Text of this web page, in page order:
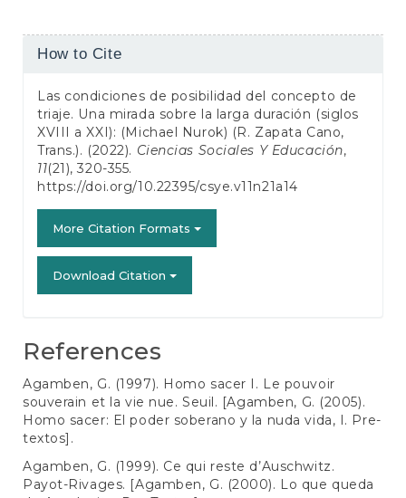
Article
How to Cite
Las condiciones de posibilidad del concepto de
triaje. Una mirada sobre la larga duración (siglos
XVIII a XXI): (Michael Nurok) (R. Zapata Cano,
Trans.). (2022). Ciencias Sociales Y Educación,
11(21), 320-355.
https://doi.org/10.22395/csye.v11n21a14
More Citation Formats
Download Citation
References
Agamben, G. (1997). Homo sacer I. Le pouvoir
souverain et la vie nue. Seuil. [Agamben, G. (2005).
Homo sacer: El poder soberano y la nuda vida, I. Pre-
textos].
Agamben, G. (1999). Ce qui reste d’Auschwitz.
Payot-Rivages. [Agamben, G. (2000). Lo que queda